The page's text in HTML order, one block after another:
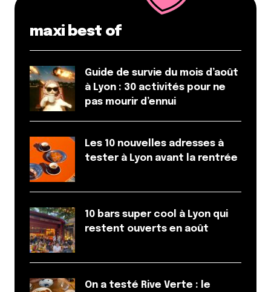
maxi best of
Guide de survie du mois d’août
à Lyon : 30 activités pour ne
pas mourir d’ennui
Les 10 nouvelles adresses à
tester à Lyon avant la rentrée
10 bars super cool à Lyon qui
restent ouverts en août
On a testé Rive Verte : le